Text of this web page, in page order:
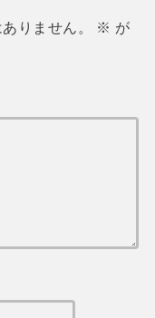
りません。 ※ が